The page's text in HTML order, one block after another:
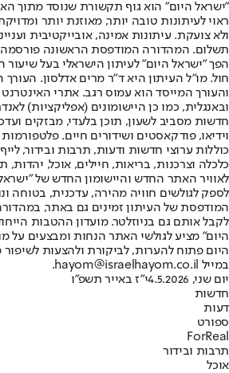
"ישראל היום" הוא גוף תקשורת שנוסד מתוך
ראוי לעיתונות טובה יותר, מאוזנת יותר
ולא צועקת. עיתונות אמינה, אובייקטיבית
הפך "ישראל היום" לעיתון הישראלי בעל
חול. מו"ל העיתון היא ד"ר מרים אדלסון.
והעורך המייסד הוא עמוס רגב. אתרי
חדשות מסביב לשעון, תוכן בלעדי, מבזקים
וידיאו, פודקאסטים ושידורים חיים.
כוללות ערוצי חדשות ודעות, תרבות ובידור,
לאוויר האתר החדש והיישומון החדש של
לספק לגולשים חוויה מהירה, עדכנית, בטוחה
המודפסת של העיתון זמינים גם באתר,
לקבל אותם גם בניוזלטר. מועדון ההטבות
היום" מציע לגולשי האתר הנחות ומבצעים על
היום פתוח להערות, לביקורת ולהצעות לשיפור
במייל hayom@israelhayom.co.il.
יום שני, 4.5.2026
י"ז באייר תשפ"ו
חדשות
דעות
ספורט
ForReal
תרבות ובידור
אוכל